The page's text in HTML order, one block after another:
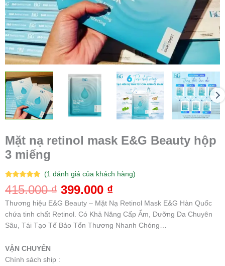
Mặt nạ retinol mask E&G Beauty hộp
3 miếng
5.00 trên 5
dựa trên
(1đánh giá của khách hàng)
415.000₫ 399.000 ₫
Thương hiệu E&G Beauty – Mặt Nạ Retinol Mask E&G Hàn Quốc
chứa tinh chất Retinol. Có Khả Năng Cấp Ẩm, Dưỡng Da Chuyên
Sâu, Tái Tạo Tế Bảo Tổn Thương Nhanh Chóng…
VẬN CHUYỂN
Chính sách ship :